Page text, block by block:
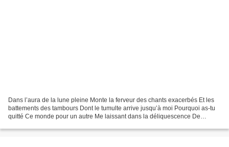
Dans l’aura de la lune pleine Monte la ferveur des chants exacerbés Et les
battements des tambours Dont le tumulte arrive jusqu’à moi Pourquoi as-tu
quitté Ce monde pour un autre Me laissant dans la déliquescence De